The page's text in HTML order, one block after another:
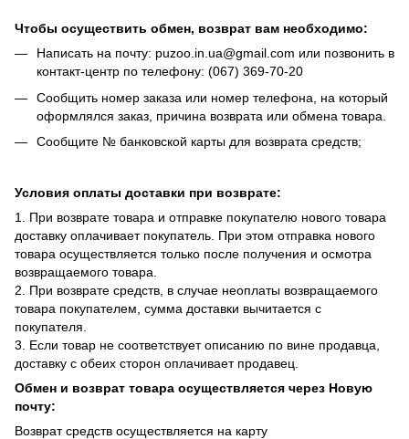
Чтобы осуществить обмен, возврат вам необходимо:
Написать на почту: puzoo.in.ua@gmail.com или позвонить в
контакт-центр по телефону: (067) 369-70-20
Сообщить номер заказа или номер телефона, на который
оформлялся заказ, причина возврата или обмена товара.
Сообщите № банковской карты для возврата средств;
Условия оплаты доставки при возврате:
1. При возврате товара и отправке покупателю нового товара
доставку оплачивает покупатель. При этом отправка нового
товара осуществляется только после получения и осмотра
возвращаемого товара.
2. При возврате средств, в случае неоплаты возвращаемого
товара покупателем, сумма доставки вычитается с
покупателя.
3. Если товар не соответствует описанию по вине продавца,
доставку с обеих сторон оплачивает продавец.
Обмен и возврат товара осуществляется через Новую
почту:
Возврат средств осуществляется на карту